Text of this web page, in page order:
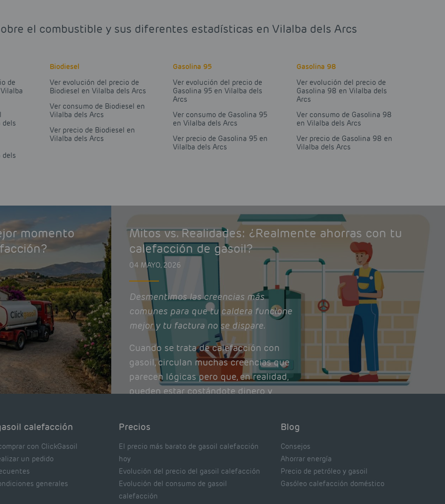
el combustible y sus diferentes estadísticas en Vilalba dels Arcs
de
dels
dels
Biodiesel
Ver evolución del precio de
Biodiesel en Vilalba dels Arcs
Ver consumo de Biodiesel en
Vilalba dels Arcs
Ver precio de Biodiesel en
Vilalba dels Arcs
Gasolina 95
Ver evolución del precio de
Gasolina 95 en Vilalba dels
Arcs
Ver consumo de Gasolina 95
en Vilalba dels Arcs
Ver precio de Gasolina 95 en
Vilalba dels Arcs
Gasolina 98
Ver evolución del precio de
Gasolina 98 en Vilalba dels
Arcs
Ver consumo de Gasolina 98
en Vilalba dels Arcs
Ver precio de Gasolina 98 en
Vilalba dels Arcs
momento
Mitos vs. Realidades: ¿Realmente ahorras con tu
calefacción de gasoil?
04 MAYO, 2026
Desmentimos las creencias más
comunes para que tu caldera funcione
mejor y tu factura no se dispare.
Cuando se trata de calefacción con
gasoil, circulan muchas creencias que
parecen lógicas pero que, en realidad,
pueden estar costándote dinero y
calefacción
con ClickGasoil
un pedido
generales
Precios
El precio más barato de gasoil calefacción
hoy
Evolución del precio del gasoil calefacción
Evolución del consumo de gasoil
calefacción
Blog
Consejos
Ahorrar energía
Precio de petróleo y gasoil
Gasóleo calefacción doméstico